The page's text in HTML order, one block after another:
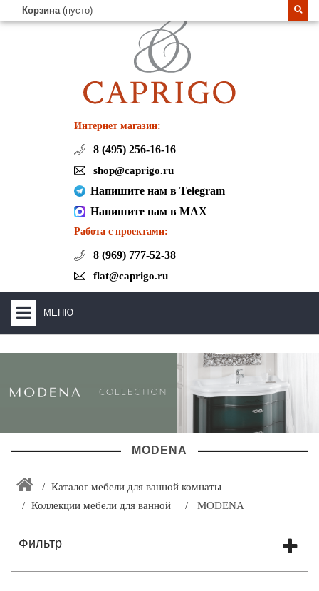
Корзина (пусто)
Интернет магазин:
8 (495) 256-16-16
shop@caprigo.ru
Напишите нам в Telegram
Напишите нам в MAX
Работа с проектами:
8 (969) 777-52-38
flat@caprigo.ru
МЕНЮ
+
КАТАЛОГ МЕБЕЛИ ДЛЯ ВАННОЙ КОМНАТЫ
ДОСТАВКА И ВОЗВРАТ
РАСПРОДАЖА
MODENA
Каталог мебели для ванной комнаты
Коллекции мебели для ванной
MODENA
Фильтр